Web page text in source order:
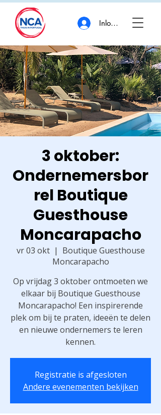
Inloggen
3 oktober:
Ondernemersbor
rel Boutique
Guesthouse
Moncarapacho
vr 03 okt
  |
Boutique Guesthouse
Moncarapacho
Op vrijdag 3 oktober ontmoeten we
elkaar bij Boutique Guesthouse
Moncarapacho! Een inspirerende
plek om bij te praten, ideeën te delen
en nieuwe ondernemers te leren
kennen.
Registratie is afgesloten
Andere evenementen bekijken